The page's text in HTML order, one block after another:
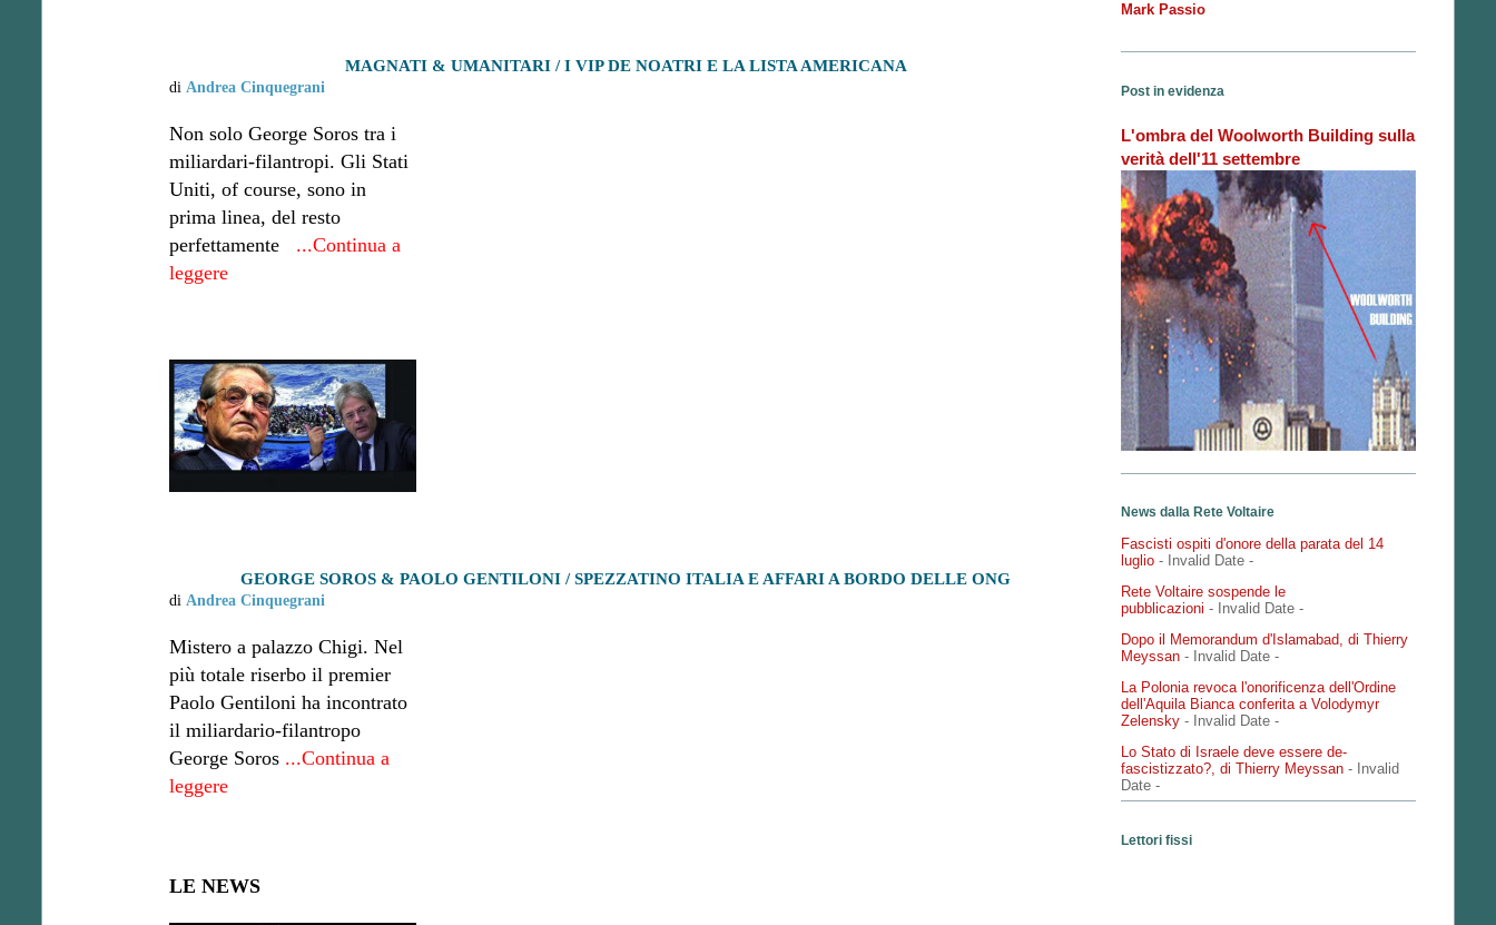
MAGNATI & UMANITARI / I VIP DE NOATRI E LA LISTA AMERICANA
di Andrea Cinquegrani
Non solo George Soros tra i
miliardari-filantropi. Gli Stati
Uniti, of course, sono in
prima linea, del resto
perfettamente
...Continua a
leggere
GEORGE SOROS & PAOLO GENTILONI / SPEZZATINO ITALIA E AFFARI A BORDO DELLE ONG
di Andrea Cinquegrani
Mistero a palazzo Chigi. Nel
più totale riserbo il premier
Paolo Gentiloni ha incontrato
il miliardario-filantropo
George Soros ...Continua a
leggere
LE NEWS
Mark Passio
Post in evidenza
L'ombra del Woolworth Building sulla
verità dell'11 settembre
News dalla Rete Voltaire
Fascisti ospiti d'onore della parata del 14
luglio - Invalid Date -
Rete Voltaire sospende le
pubblicazioni - Invalid Date -
Dopo il Memorandum d'Islamabad, di Thierry
Meyssan - Invalid Date -
La Polonia revoca l'onorificenza dell'Ordine
dell'Aquila Bianca conferita a Volodymyr
Zelensky - Invalid Date -
Lo Stato di Israele deve essere de-
fascistizzato?, di Thierry Meyssan - Invalid
Date -
Lettori fissi